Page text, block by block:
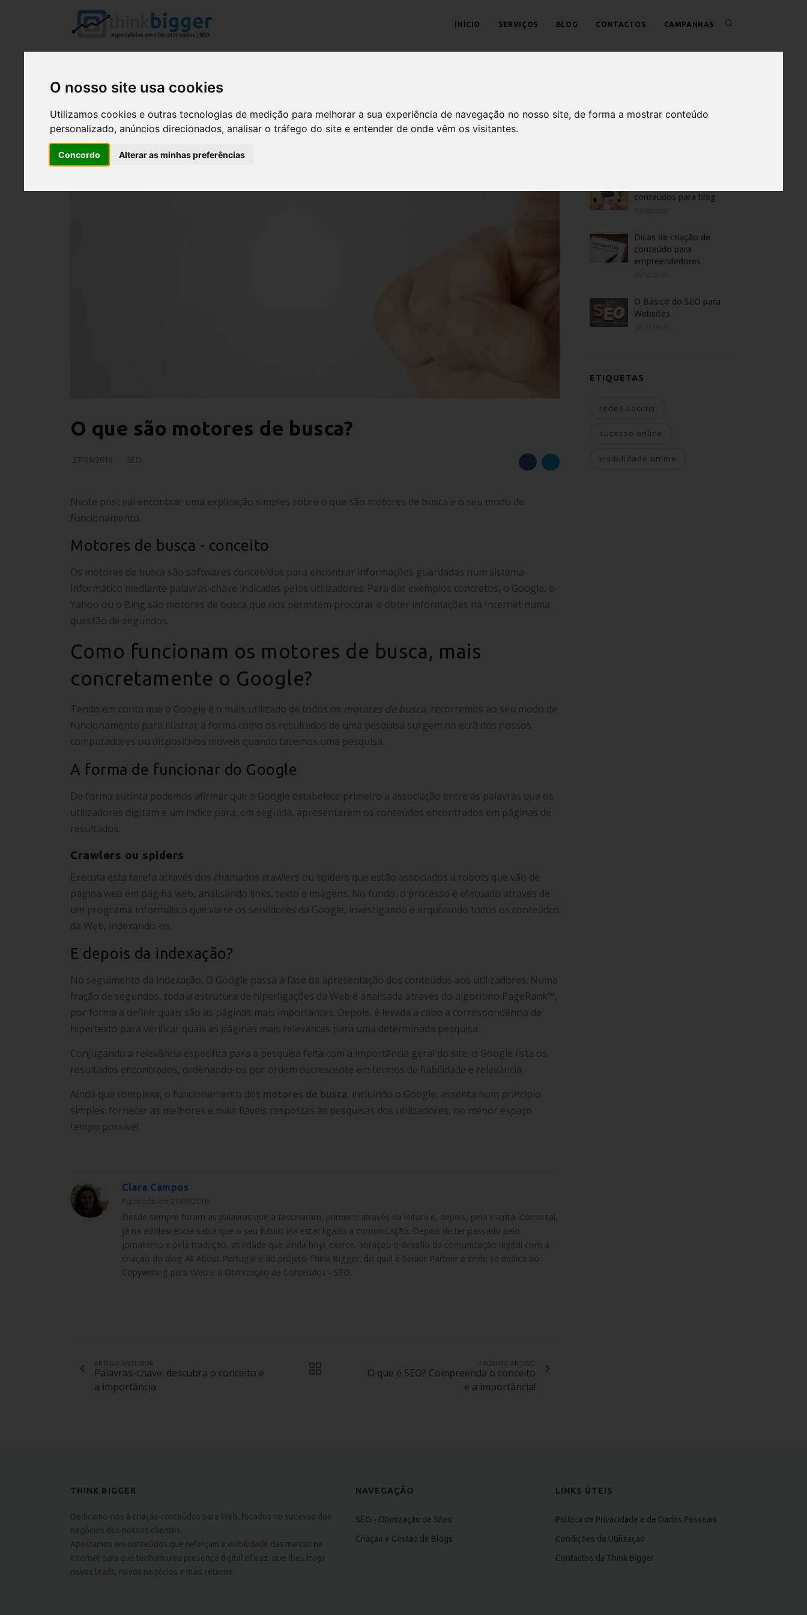
O nosso site usa cookies
Utilizamos cookies e outras tecnologias de medição para melhorar a sua experiência de navegação no nosso site, de forma a mostrar conteúdo
personalizado, anúncios direcionados, analisar o tráfego do site e entender de onde vêm os visitantes.
Concordo Alterar as minhas preferências
INÍCIO SERVIÇOS BLOG CONTACTOS CAMPANHAS
O que são motores de busca?
27/09/2016 SEO
Neste post vai encontrar uma explicação simples sobre o que são motores de busca e o seu modo de
funcionamento.
Motores de busca - conceito
Os motores de busca são softwares concebidos para encontrar informações guardadas num sistema
informático mediante palavras-chave indicadas pelos utilizadores. Para dar exemplos concretos, o Google, o
Yahoo ou o Bing são motores de busca que nos permitem procurar e obter informações na Internet numa
questão de segundos.
Como funcionam os motores de busca, mais
concretamente o Google?
Tendo em conta que o Google é o mais utilizado de todos os motores de busca, recorremos ao seu modo de
funcionamento para ilustrar a forma como os resultados de uma pesquisa surgem no ecrã dos nossos
computadores ou dispositivos móveis quando fazemos uma pesquisa.
A forma de funcionar do Google
De forma sucinta podemos afirmar que o Google estabelece primeiro a associação entre as palavras que os
utilizadores digitam e um índice para, em seguida, apresentarem os conteúdos encontrados em páginas de
resultados.
Crawlers ou spiders
Executa esta tarefa através dos chamados crawlers ou spiders que estão associados a robots que vão de
página web em página web, analisando links, texto e imagens. No fundo, o processo é efetuado através de
um programa informático que varre os servidores da Google, investigando e arquivando todos os conteúdos
da Web, indexando-os.
E depois da indexação?
No seguimento da indexação, O Google passa à fase da apresentação dos conteúdos aos utilizadores. Numa
fração de segundos, toda a estrutura de hiperligações da Web é analisada através do algoritmo PageRank™,
por forma a definir quais são as páginas mais importantes. Depois, é levada a cabo a correspondência de
hipertexto para verificar quais as páginas mais relevantes para uma determinada pesquisa.
Conjugando a relevância específica para a pesquisa feita com a importância geral do site, o Google lista os
resultados encontrados, ordenando-os por ordem decrescente em termos de fiabilidade e relevância.
Ainda que complexa, o funcionamento dos motores de busca , incluindo o Google, assenta num princípio
simples: fornecer as melhores e mais fiáveis respostas às pesquisas dos utilizadores, no menor espaço
tempo possível.
Clara Campos
Publicado em 27/09/2016
Desde sempre foram as palavras que a fascinaram, primeiro através da leitura e, depois, pela escrita. Como tal,
já na adolescência sabia que o seu futuro iria estar ligado à comunicação. Depois de ter passado pelo
jornalismo e pela tradução, atividade que ainda hoje exerce, abraçou o desafio da comunicação digital com a
criação do blog All About Portugal e do projeto Think Bigger, do qual é Senior Partner e onde se dedica ao
Copywriting para Web e à Otimização de Conteúdos - SEO.
ARTIGO ANTERIOR
Palavras-chave: descubra o conceito e
a importância
PRÓXIMO ARTIGO
O que é SEO? Compreenda o conceito
e a importância!
conteúdos para blog
Dicas de criação de
conteúdo para
empreendedores
O Básico do SEO para
Websites
ETIQUETAS
redes sociais
sucesso online
visibilidade online
THINK BIGGER
Dedicamo-nos à criação conteúdos para Web, focados no sucesso dos
negócios dos nossos clientes.
Apostamos em conteúdos que reforçam a visibilidade das marcas na
internet para que tenham uma presença digital eficaz, que lhes traga
novos leads, novos negócios e mais retorno.
NAVEGAÇÃO
SEO - Otimização de Sites
Criação e Gestão de Blogs
LINKS ÚTEIS
Política de Privacidade e de Dados Pessoais
Condições de Utilização
Contactos da Think Bigger